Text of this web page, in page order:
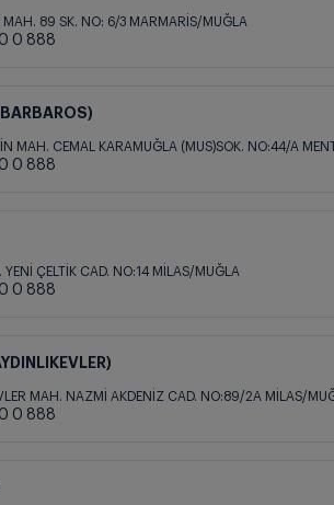
MAH. 89 SK. NO: 6/3 MARMARİS/MUĞLA
0 888
MAH. CEMAL KARAMUĞLA (MUS)SOK. NO:44/A
0 888
YENİ ÇELTİK CAD. NO:14 MİLAS/MUĞLA
0 888
MAH. NAZMİ AKDENİZ CAD. NO:89/2A MİLAS/
0 888